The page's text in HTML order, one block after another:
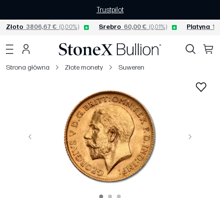
Trustpilot
Złoto 3806,67 € (0,00%) Srebro 60,00 € (0,01%) Platyna
Strona główna Złote monety Suweren
Poprzedni Następny